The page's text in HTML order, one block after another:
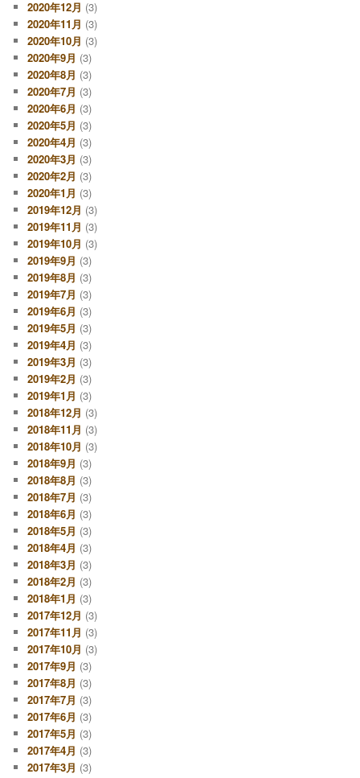
2020年12月 (3)
2020年11月 (3)
2020年10月 (3)
2020年9月 (3)
2020年8月 (3)
2020年7月 (3)
2020年6月 (3)
2020年5月 (3)
2020年4月 (3)
2020年3月 (3)
2020年2月 (3)
2020年1月 (3)
2019年12月 (3)
2019年11月 (3)
2019年10月 (3)
2019年9月 (3)
2019年8月 (3)
2019年7月 (3)
2019年6月 (3)
2019年5月 (3)
2019年4月 (3)
2019年3月 (3)
2019年2月 (3)
2019年1月 (3)
2018年12月 (3)
2018年11月 (3)
2018年10月 (3)
2018年9月 (3)
2018年8月 (3)
2018年7月 (3)
2018年6月 (3)
2018年5月 (3)
2018年4月 (3)
2018年3月 (3)
2018年2月 (3)
2018年1月 (3)
2017年12月 (3)
2017年11月 (3)
2017年10月 (3)
2017年9月 (3)
2017年8月 (3)
2017年7月 (3)
2017年6月 (3)
2017年5月 (3)
2017年4月 (3)
2017年3月 (3)